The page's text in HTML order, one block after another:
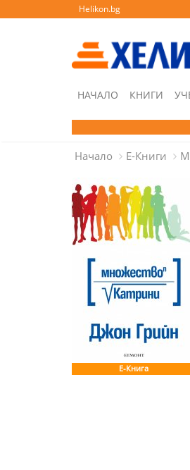
Helikon.bg
НАЧАЛО КНИГИ
Начало Е-Книги
Е-Книга